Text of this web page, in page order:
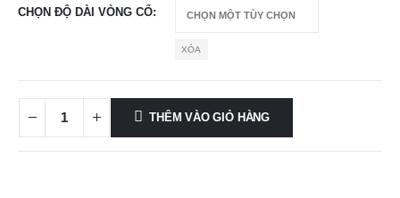
CHỌN ĐỘ DÀI VÒNG CỔ
XÓA
THÊM VÀO GIỎ HÀNG